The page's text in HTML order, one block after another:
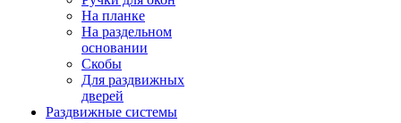
На планке
На раздельном
основании
Скобы
Для раздвижных
дверей
Раздвижные системы